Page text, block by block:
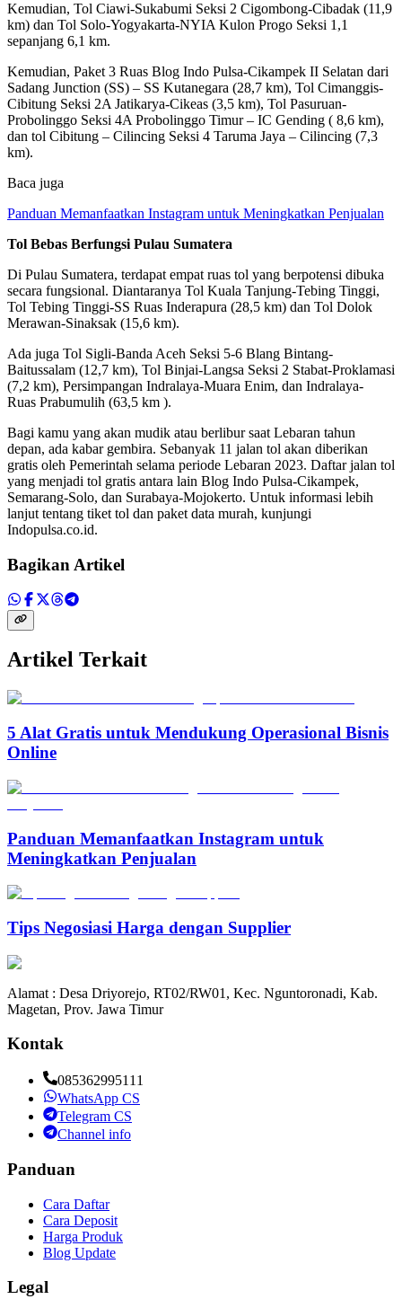
Kemudian, Tol Ciawi-Sukabumi Seksi 2 Cigombong-Cibadak (11,9
km) dan Tol Solo-Yogyakarta-NYIA Kulon Progo Seksi 1,1
sepanjang 6,1 km.
Kemudian, Paket 3 Ruas Blog Indo Pulsa-Cikampek II Selatan dari
Sadang Junction (SS) – SS Kutanegara (28,7 km), Tol Cimanggis-
Cibitung Seksi 2A Jatikarya-Cikeas (3,5 km), Tol Pasuruan-
Probolinggo Seksi 4A Probolinggo Timur – IC Gending ( 8,6 km),
dan tol Cibitung – Cilincing Seksi 4 Taruma Jaya – Cilincing (7,3
km).
Baca juga
Panduan Memanfaatkan Instagram untuk Meningkatkan Penjualan
Tol Bebas Berfungsi Pulau Sumatera
Di Pulau Sumatera, terdapat empat ruas tol yang berpotensi dibuka
secara fungsional. Diantaranya Tol Kuala Tanjung-Tebing Tinggi,
Tol Tebing Tinggi-SS Ruas Inderapura (28,5 km) dan Tol Dolok
Merawan-Sinaksak (15,6 km).
Ada juga Tol Sigli-Banda Aceh Seksi 5-6 Blang Bintang-
Baitussalam (12,7 km), Tol Binjai-Langsa Seksi 2 Stabat-Proklamasi
(7,2 km), Persimpangan Indralaya-Muara Enim, dan Indralaya-
Ruas Prabumulih (63,5 km ).
Bagi kamu yang akan mudik atau berlibur saat Lebaran tahun
depan, ada kabar gembira. Sebanyak 11 jalan tol akan diberikan
gratis oleh Pemerintah selama periode Lebaran 2023. Daftar jalan tol
yang menjadi tol gratis antara lain Blog Indo Pulsa-Cikampek,
Semarang-Solo, dan Surabaya-Mojokerto. Untuk informasi lebih
lanjut tentang tiket tol dan paket data murah, kunjungi
Indopulsa.co.id.
Bagikan Artikel
Artikel Terkait
5 Alat Gratis untuk Mendukung Operasional Bisnis
Online
Panduan Memanfaatkan Instagram untuk
Meningkatkan Penjualan
Tips Negosiasi Harga dengan Supplier
Alamat : Desa Driyorejo, RT02/RW01, Kec. Nguntoronadi, Kab.
Magetan, Prov. Jawa Timur
Kontak
085362995111
WhatsApp CS
Telegram CS
Channel info
Panduan
Cara Daftar
Cara Deposit
Harga Produk
Blog Update
Legal